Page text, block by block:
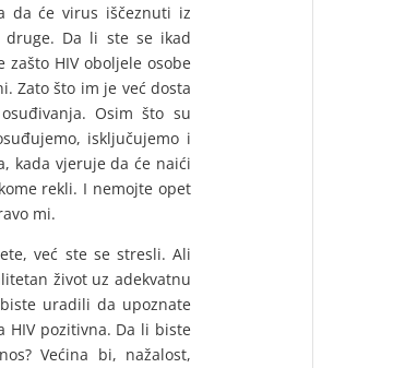
da će virus iščeznuti iz
Da li ste se ikad
zašto HIV oboljele osobe
Zato što im je već dosta
Osim što su
isključujemo i
kada vjeruje da će naići
rekli. I nemojte opet
mi.
već ste se stresli. Ali
život uz adekvatnu
uradili da upoznate
HIV pozitivna. Da li biste
Većina bi, nažalost,